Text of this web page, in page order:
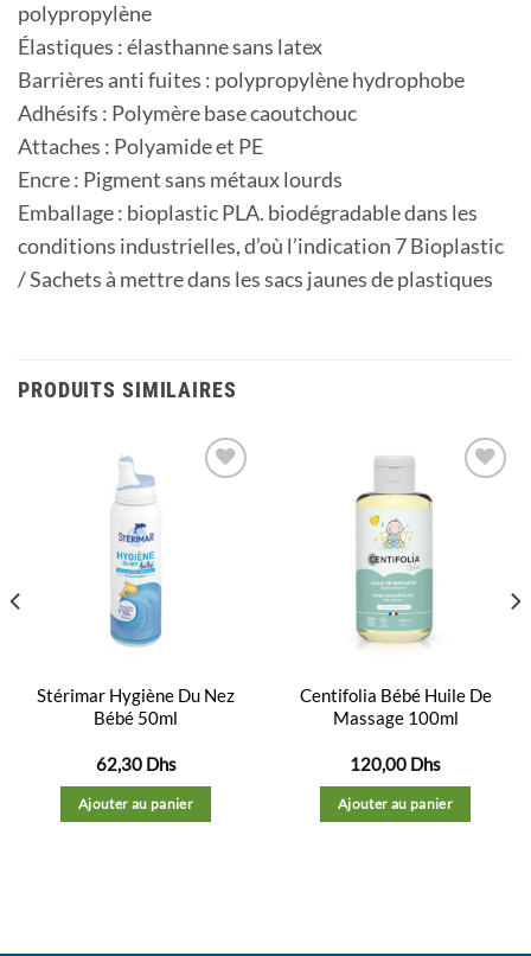
polypropylène
Élastiques : élasthanne sans latex
Barrières anti fuites : polypropylène hydrophobe
Adhésifs : Polymère base caoutchouc
Attaches : Polyamide et PE
Encre : Pigment sans métaux lourds
Emballage : bioplastic PLA. biodégradable dans les
conditions industrielles, d’où l’indication 7 Bioplastic
/ Sachets à mettre dans les sacs jaunes de plastiques
PRODUITS SIMILAIRES
Stérimar Hygiène Du Nez
Bébé 50ml
62,30 Dhs
Ajouter au panier
Centifolia Bébé Huile De
Massage 100ml
120,00 Dhs
Ajouter au panier